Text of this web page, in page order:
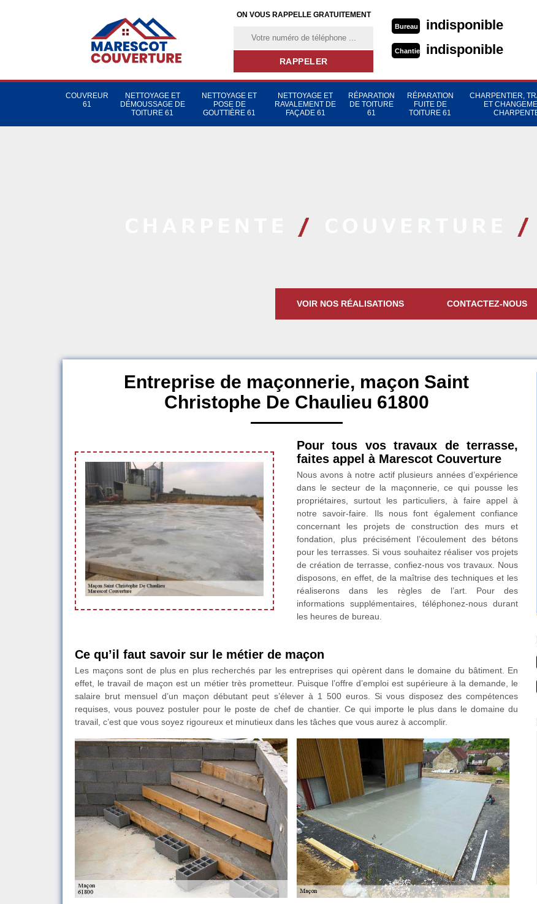
ON VOUS RAPPELLE GRATUITEMENT
Bureau indisponible
Chantier indisponible
COUVREUR
61
NETTOYAGE ET
DÉMOUSSAGE DE
TOITURE 61
NETTOYAGE ET
POSE DE
GOUTTIÈRE 61
NETTOYAGE ET
RAVALEMENT DE
FAÇADE 61
RÉPARATION
DE TOITURE
61
RÉPARATION
FUITE DE
TOITURE 61
CHARPENTIER,
ET
VOIR NOS RÉALISATIONS CONTACTEZ-NOUS
Entreprise de maçonnerie, maçon Saint
Christophe De Chaulieu 61800
Pour tous vos travaux de terrasse,
faites appel à Marescot Couverture
Nous avons à notre actif plusieurs années d’expérience
dans le secteur de la maçonnerie, ce qui pousse les
propriétaires, surtout les particuliers, à faire appel à
notre savoir-faire. Ils nous font également confiance
concernant les projets de construction des murs et
fondation, plus précisément l’écoulement des bétons
pour les terrasses. Si vous souhaitez réaliser vos projets
de création de terrasse, confiez-nous vos travaux. Nous
disposons, en effet, de la maîtrise des techniques et les
réaliserons dans les règles de l’art. Pour des
informations supplémentaires, téléphonez-nous durant
les heures de bureau.
Ce qu’il faut savoir sur le métier de maçon
Les maçons sont de plus en plus recherchés par les entreprises qui opèrent dans le domaine du bâtiment. En
effet, le travail de maçon est un métier très prometteur. Puisque l’offre d’emploi est supérieure à la demande, le
salaire brut mensuel d’un maçon débutant peut s’élever à 1 500 euros. Si vous disposez des compétences
requises, vous pouvez postuler pour le poste de chef de chantier. Ce qui importe le plus dans le domaine du
travail, c’est que vous soyez rigoureux et minutieux dans les tâches que vous aurez à accomplir.